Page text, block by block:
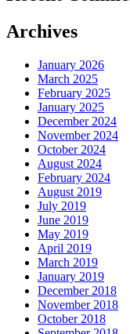
Archives
January 2026
March 2025
February 2025
January 2025
December 2024
November 2024
October 2024
August 2024
February 2024
August 2019
July 2019
June 2019
May 2019
April 2019
March 2019
January 2019
December 2018
November 2018
October 2018